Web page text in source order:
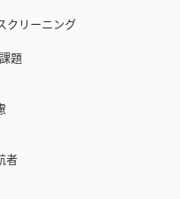
クリーニング
題
者